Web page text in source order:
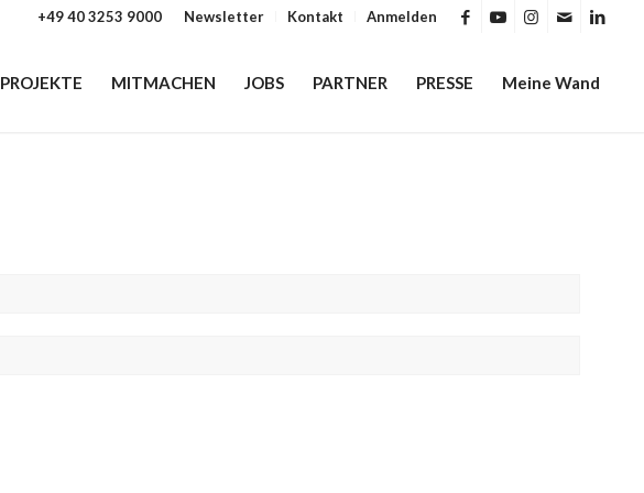
Newsletter Kontakt Anmelden
+49 40 3253 9000
PROJEKTE MITMACHEN JOBS PARTNER PRESSE Meine Wand